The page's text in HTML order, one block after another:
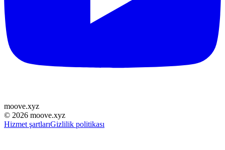
moove.xyz
© 2026 moove.xyz
Hizmet şartlarıGizlilik politikası